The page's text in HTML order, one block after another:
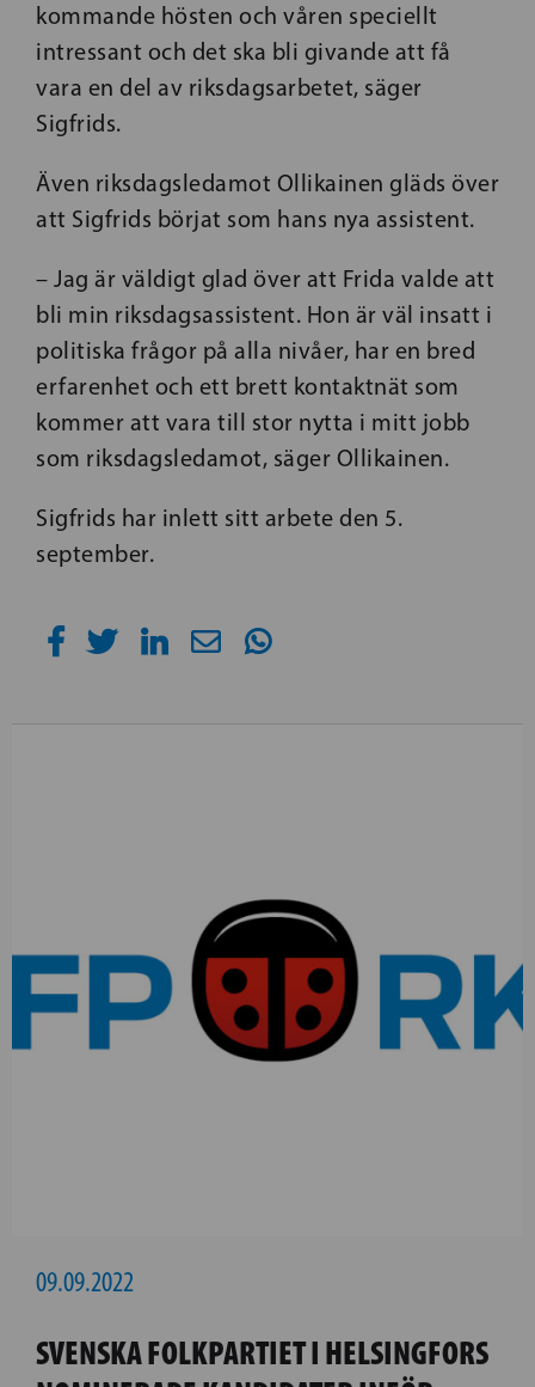
kommande hösten och våren speciellt
intressant och det ska bli givande att få
vara en del av riksdagsarbetet, säger
Sigfrids.
Även riksdagsledamot Ollikainen gläds över
att Sigfrids börjat som hans nya assistent.
– Jag är väldigt glad över att Frida valde att
bli min riksdagsassistent. Hon är väl insatt i
politiska frågor på alla nivåer, har en bred
erfarenhet och ett brett kontaktnät som
kommer att vara till stor nytta i mitt jobb
som riksdagsledamot, säger Ollikainen.
Sigfrids har inlett sitt arbete den 5.
september.
09.09.2022
SVENSKA FOLKPARTIET I HELSINGFORS